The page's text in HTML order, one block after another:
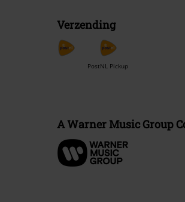
Verzending
PostNL Pickup
A Warner Music Group